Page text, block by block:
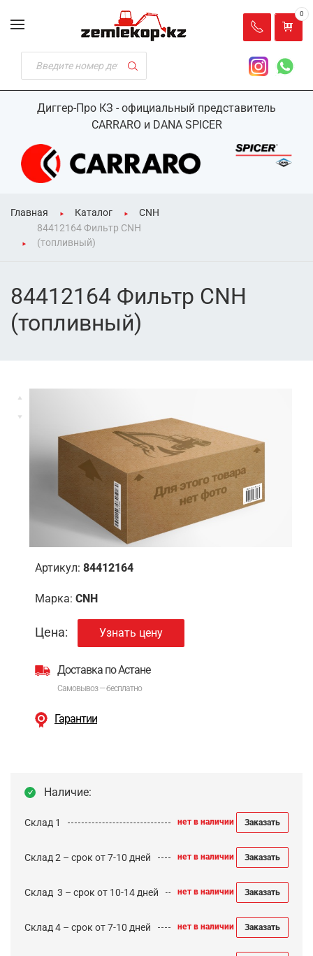
Диггер-Про КЗ - официальный представитель
CARRARO и DANA SPICER
0
Главная Каталог
CNH
84412164 Фильтр CNH
(топливный)
84412164 Фильтр CNH
(топливный)
Артикул: 84412164
Марка: CNH
Цена: Узнать цену
Доставка по Астане
Самовывоз — бесплатно
Гарантии
Наличие:
Склад 1 нет в наличии Заказать
Склад 2 – срок от 7-10 дней нет в наличии Заказать
Cклад 3 – срок от 10-14 дней нет в наличии Заказать
Склад 4 – срок от 7-10 дней нет в наличии Заказать